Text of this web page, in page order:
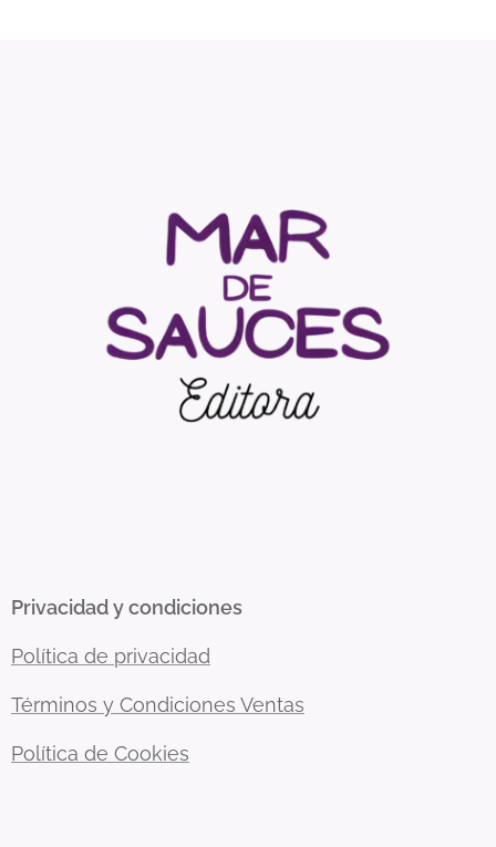
Privacidad y condiciones
Política de privacidad
Términos y Condiciones Ventas
Política de Cookies